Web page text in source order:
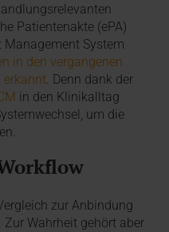
Patientenakte (ePA)
Management System
in den vergangenen
erkannt . Denn dank der
in den Klinikalltag
um die
zur Anbindung
Zur Wahrheit gehört aber